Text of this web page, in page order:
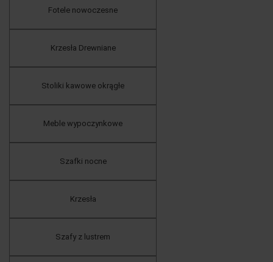
Fotele nowoczesne
Krzesła Drewniane
Stoliki kawowe okrągłe
Meble wypoczynkowe
Szafki nocne
Krzesła
Szafy z lustrem